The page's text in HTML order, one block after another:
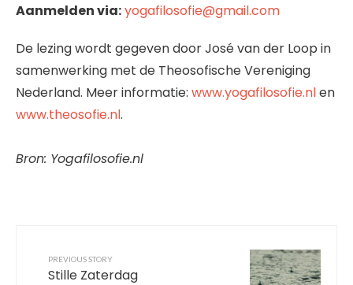
Aanmelden via:yogafilosofie@gmail.com
De lezing wordt gegeven door José van der Loop in
samenwerking met de Theosofische Vereniging
Nederland. Meer informatie: www.yogafilosofie.nlen
www.theosofie.nl.
Bron: Yogafilosofie.nl
PREVIOUS STORY
Stille Zaterdag